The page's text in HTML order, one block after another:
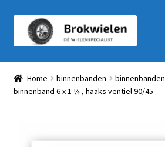
door
navigatie
naar
inhoud
Winkel
Winkelmandje
Home binnenbanden
binnenband 6 x 1 ¼ , haaks ventiel 90/45